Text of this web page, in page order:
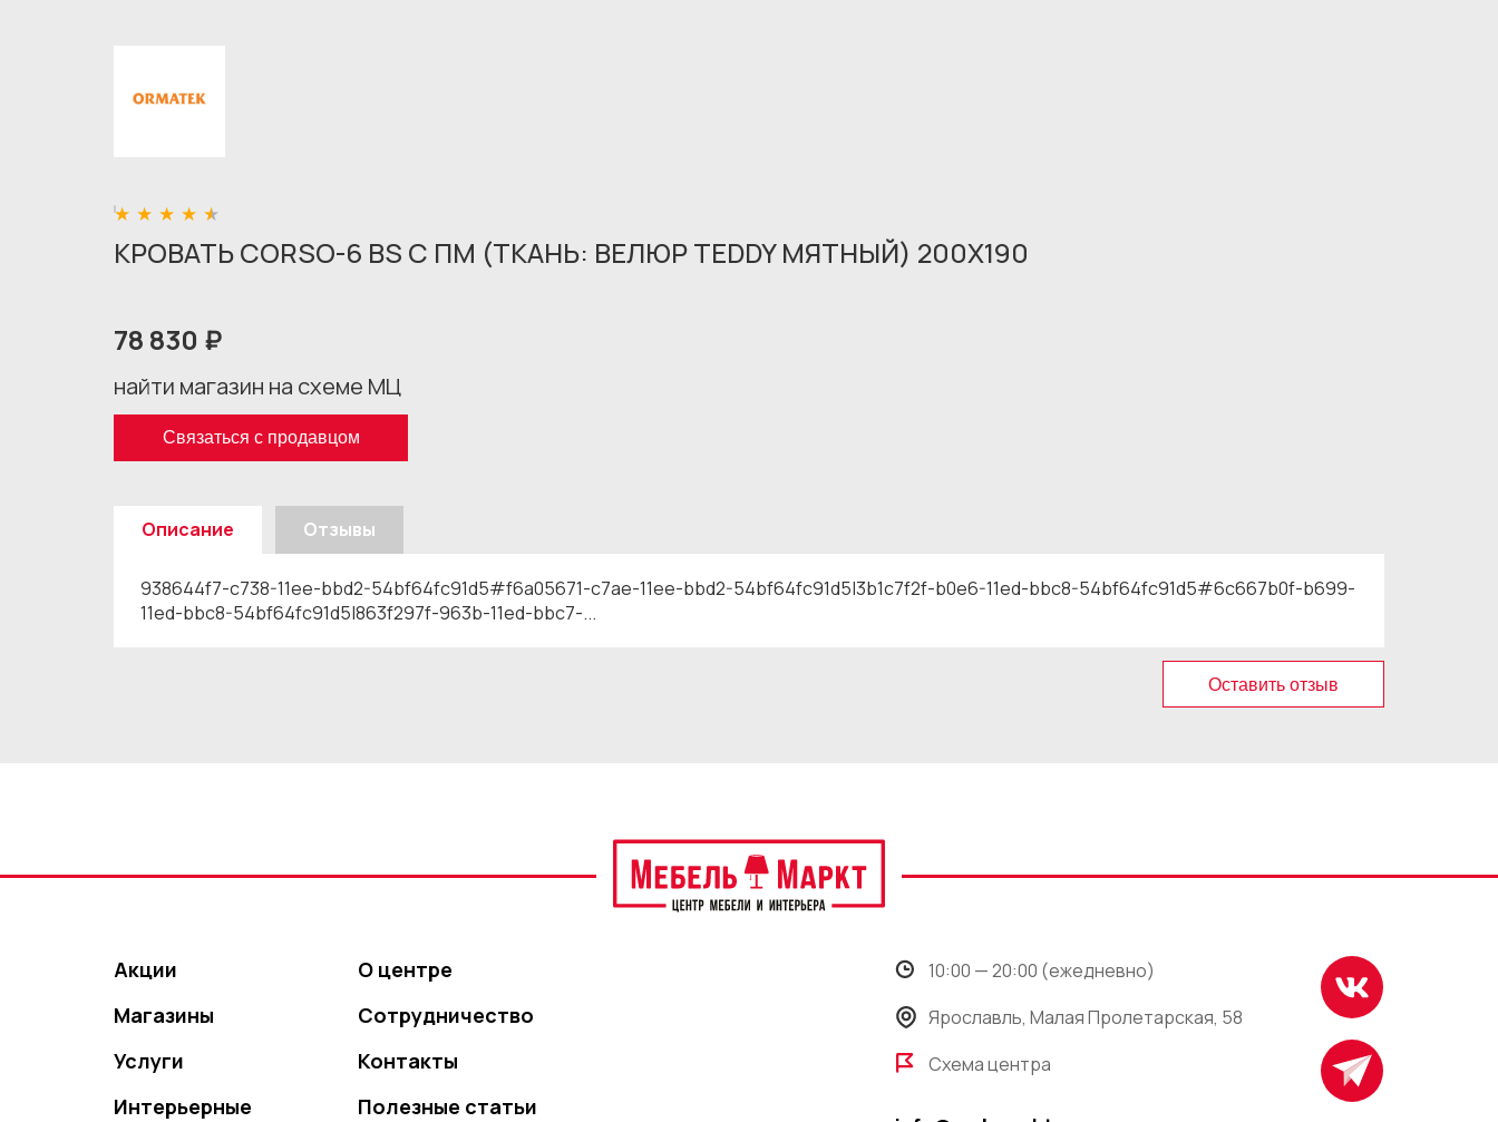
КРОВАТЬ CORSO-6 BS С ПМ (ТКАНЬ: ВЕЛЮР TEDDY МЯТНЫЙ) 200X190
78 830 ₽
найти магазин на схеме МЦ
Связаться с продавцом
Описание Отзывы
938644f7-c738-11ee-bbd2-54bf64fc91d5#f6a05671-c7ae-11ee-bbd2-54bf64fc91d5|3b1c7f2f-b0e6-11ed-bbc8-54bf64fc91d5#6c667b0f-b699-
11ed-bbc8-54bf64fc91d5|863f297f-963b-11ed-bbc7-...
Оставить отзыв
Акции
Магазины
Услуги
Интерьерные
О центре
Сотрудничество
Контакты
Полезные статьи
10:00 — 20:00 (ежедневно)
Ярославль, Малая Пролетарская, 58
Схема центра